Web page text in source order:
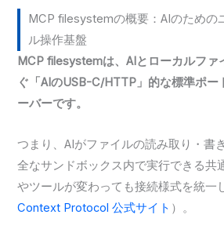
MCP filesystemの概要：AIのための
ル操作基盤
MCP filesystemは、AIとローカルファ
ぐ「AIのUSB-C/HTTP」的な標準ポー
ーバーです。
つまり、AIがファイルの読み取り・書
全なサンドボックス内で実行できる共
やツールが変わっても接続様式を統一
Context Protocol 公式サイト ）。